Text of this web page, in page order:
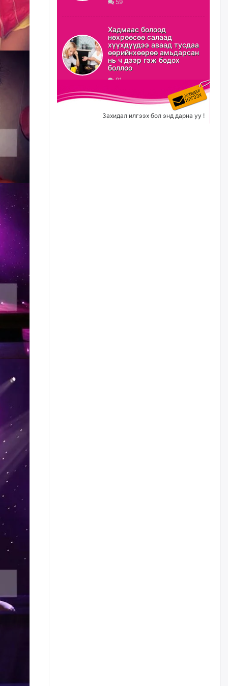
ХЗДХ-ын сайд С.Амарсайхан:
Авлигаар авсан хөрөнгийг
хурааж, нийгмийн сайн
сайхны хөгжилд зориулах
бөгөөд үүнийг хэд хэдэн эрх
бүхий байгууллагаас санал авна
өчигдѳр
Шатахууныг олдож байгаа
газраас нь л авч байна. Үнэ
тарифаас илүү хангамж дээр
анхаарч байна
59
Хадмаас болоод
нөхрөөсөө салаад
хүүхдүүдээ аваад тусдаа
өөрийнхөөрөө амьдарсан
нь ч дээр гэж бодох
боллоо
91
Захидал илгээх бол энд дарна уу !